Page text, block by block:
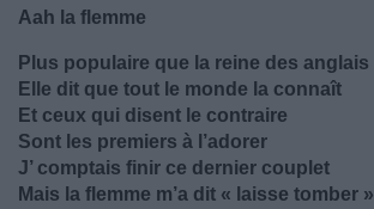
Aah la flemme
Plus populaire que la reine des anglais
Elle dit que tout le monde la connaît
Et ceux qui disent le contraire
Sont les premiers à l’adorer
J’ comptais finir ce dernier couplet
Mais la flemme m’a dit « laisse tomber »